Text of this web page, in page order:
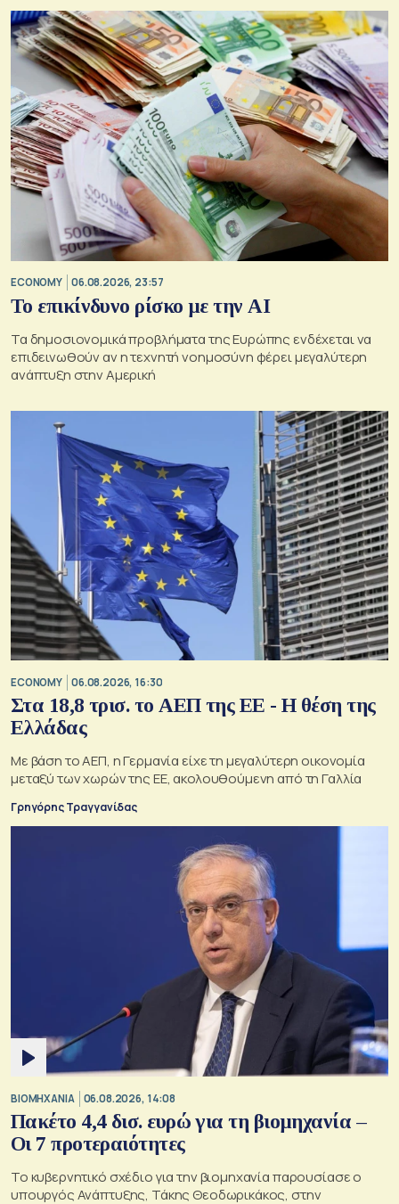
ECONOMY 06.08.2026, 23:57
Το επικίνδυνο ρίσκο με την ΑΙ
Τα δημοσιονομικά προβλήματα της Ευρώπης ενδέχεται να
επιδεινωθούν αν η τεχνητή νοημοσύνη φέρει μεγαλύτερη
ανάπτυξη στην Αμερική
ECONOMY 06.08.2026, 16:30
Στα 18,8 τρισ. το ΑΕΠ της ΕΕ - Η θέση της
Ελλάδας
Με βάση το ΑΕΠ, η Γερμανία είχε τη μεγαλύτερη οικονομία
μεταξύ των χωρών της ΕΕ, ακολουθούμενη από τη Γαλλία
Γρηγόρης Τραγγανίδας
ΒΙΟΜΗΧΑΝΙΑ 06.08.2026, 14:08
Πακέτο 4,4 δισ. ευρώ για τη βιομηχανία –
Οι 7 προτεραιότητες
Το κυβερνητικό σχέδιο για την βιομηχανία παρουσίασε ο
υπουργός Ανάπτυξης, Τάκης Θεοδωρικάκος, στην